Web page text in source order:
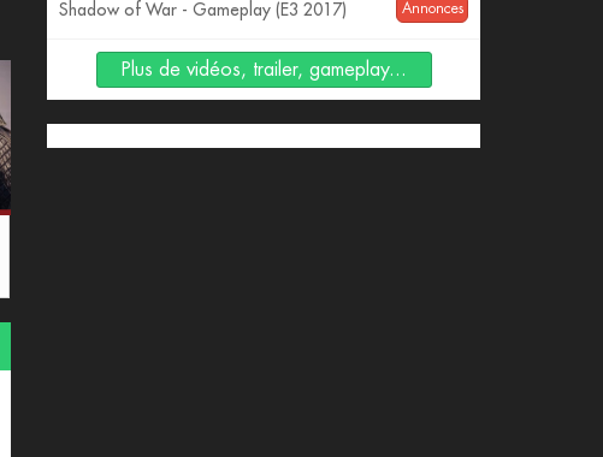
Annonces
Shadow of War - Gameplay (E3 2017)
Plus de vidéos, trailer, gameplay...